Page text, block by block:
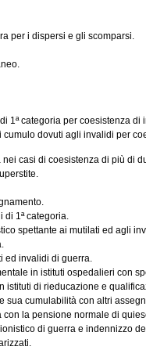
per i dispersi e gli scomparsi.
1ª categoria per coesistenza
dovuti agli invalidi per
casi di coesistenza di più di
di 1ª categoria.
spettante ai mutilati ed agli
ed invalidi di guerra.
in istituti ospedalieri con
istituti di rieducazione e
sua cumulabilità con altri
la pensione normale di
di guerra e indennizzo